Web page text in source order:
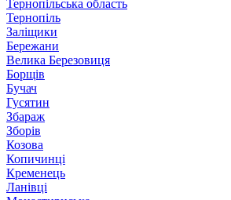
Тернопільська область
Тернопіль
Заліщики
Бережани
Велика Березовиця
Борщів
Бучач
Гусятин
Збараж
Зборів
Козова
Копичинці
Кременець
Ланівці